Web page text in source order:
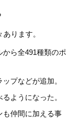
ります。
ら全491種類のポ
プなどが追加。
ようになった。
も仲間に加える事